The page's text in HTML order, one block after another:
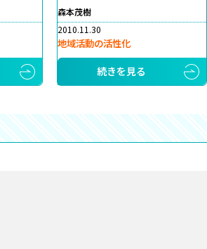
森本茂樹
2010.11.30
地域活動の活性化
続きを見る